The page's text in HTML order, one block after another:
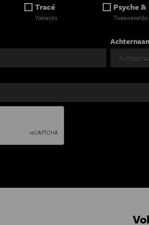
Tracé
Wekelijks
Psyche
Tweewekelijks